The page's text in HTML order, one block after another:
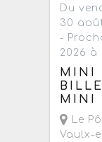
Du
30
-
2026 à
MINI
MINI
Le
Vaulx-